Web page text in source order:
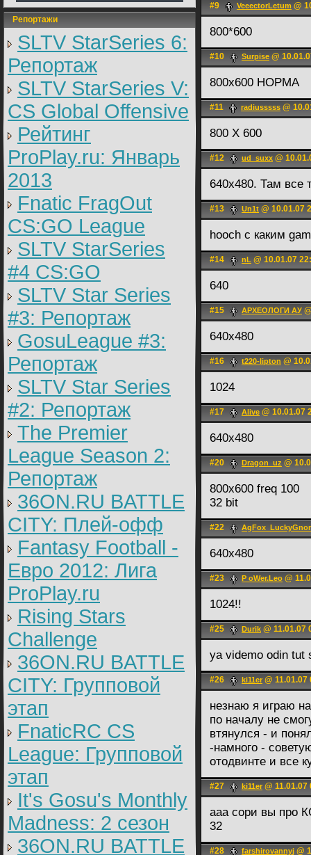
Репортажи
SLTV StarSeries 6:
Репортаж
SLTV StarSeries V:
CS Global Offensive
Рейтинг
ProPlay.ru: Январь
2013
Fnatic FragOut
CS:GO League
SLTV StarSeries
#4 CS:GO
SLTV Star Series
#3: Репортаж
GosuLeague #3:
Репортаж
SLTV Star Series
#2: Репортаж
The Premier
League Season 2:
Репортаж
36ON.RU BATTLE
CITY: Плей-офф
Fantasy Football -
Евро 2012: Лига
ProPlay.ru
Rising Stars
Challenge
36ON.RU BATTLE
CITY: Групповой
этап
FnaticRC CS
League: Групповой
этап
It's Gosu's Monthly
Madness: 2 сезон
36ON.RU BATTLE
#9 VeeectorLetum @
800*600
#10 Surpise @
800x600 НОРМА
#11 radiusssss @
800 X 600
#12 ud_suxx @
640x480. Там все
#13 Un1t @ 10.01.07
hooch с каким
#14 nL @ 10.01.07
640
#15 АРХЕОЛОГИ АУ
640х480
#16 t220-lipton @
1024
#17 Alive @ 10.01.07
640x480
#20 Dragon_uz @
800х600 freq 100
32 bit
#22
640x480
#23 P oWer.Leo @
1024!!
#25 Durik @ 11.01.07
ya videmo odin tut
#26 ki11er @ 11.01.07
незнаю я играю
по началу не
втянулся - и
-намного -
отодвинте и все
#27 ki11er @ 11.01.07
ааа сори вы про
32
#28 farshirovannyj @